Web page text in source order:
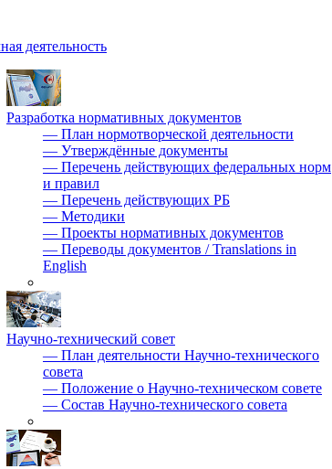
деятельность
Разработка нормативных документов
— План нормотворческой деятельности
— Утверждённые документы
— Перечень действующих федеральных норм
и правил
— Перечень действующих РБ
— Методики
— Проекты нормативных документов
— Переводы документов / Translations in
English
Научно-технический совет
— План деятельности Научно-технического
совета
— Положение о Научно-техническом совете
— Состав Научно-технического совета